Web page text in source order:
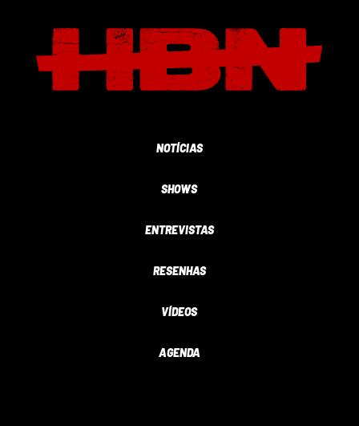
NOTÍCIAS
SHOWS
ENTREVISTAS
RESENHAS
VÍDEOS
AGENDA